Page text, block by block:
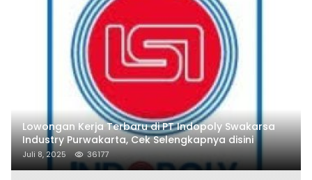
Lowongan Kerja Terbaru di PT Indopoly Swakarsa
Industry Purwakarta, Cek Selengkapnya disini
Juli 8, 2025 36177